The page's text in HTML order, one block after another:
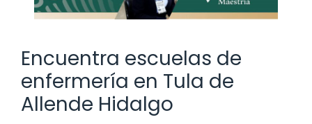
Encuentra escuelas de
enfermería en Tula de
Allende Hidalgo